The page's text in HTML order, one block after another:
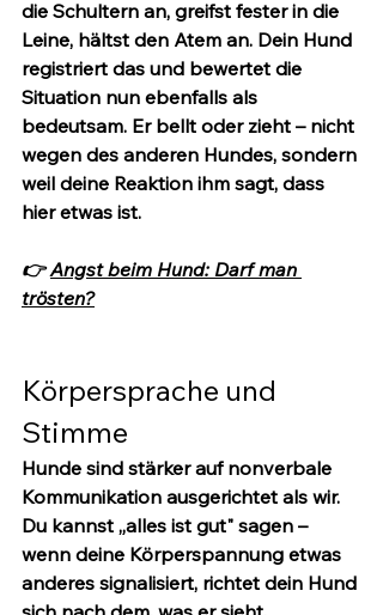
die Schultern an, greifst fester in die
Leine, hältst den Atem an. Dein Hund
registriert das und bewertet die
Situation nun ebenfalls als
bedeutsam. Er bellt oder zieht – nicht
wegen des anderen Hundes, sondern
weil deine Reaktion ihm sagt, dass
hier etwas ist.
👉 Angst beim Hund: Darf man
trösten?
Körpersprache und
Stimme
Hunde sind stärker auf nonverbale
Kommunikation ausgerichtet als wir.
Du kannst „alles ist gut" sagen –
wenn deine Körperspannung etwas
anderes signalisiert, richtet dein Hund